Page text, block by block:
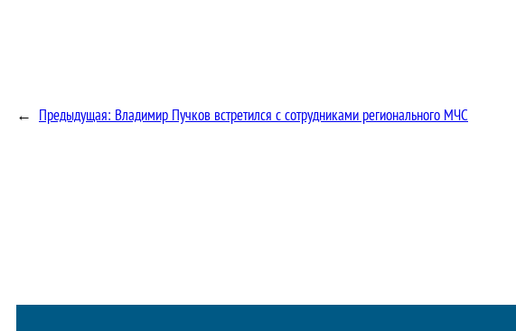
← Предыдущая: Владимир Пучков встретился с сотрудниками регионального МЧС